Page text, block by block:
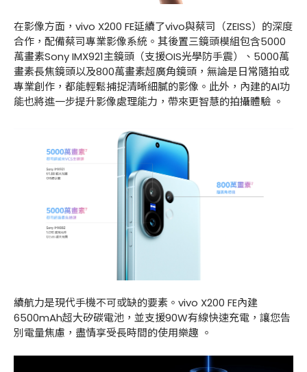
在影像方面，vivo X200 FE延續了vivo與蔡司（ZEISS）的深度
合作，配備蔡司專業影像系統。其後置三鏡頭模組包含5000
萬畫素Sony IMX921主鏡頭（支援OIS光學防手震）、5000萬
畫素長焦鏡頭以及800萬畫素超廣角鏡頭，無論是日常隨拍或
專業創作，都能輕鬆捕捉清晰細膩的影像。此外，內建的AI功
能也將進一步提升影像處理能力，帶來更智慧的拍攝體驗 。
續航力是現代手機不可或缺的要素。vivo X200 FE內建
6500mAh超大矽碳電池，並支援90W有線快速充電，讓您告
別電量焦慮，盡情享受長時間的使用樂趣 。